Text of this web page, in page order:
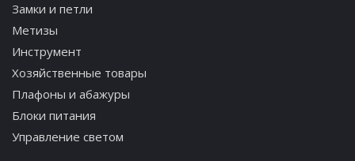
Замки и петли
Метизы
Инструмент
Хозяйственные товары
Плафоны и абажуры
Блоки питания
Управление светом